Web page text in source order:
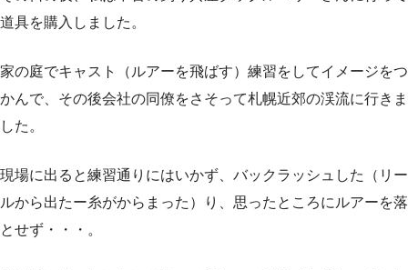
道具を購入しました。
家の庭でキャスト（ルアーを飛ばす）練習をしてイメージをつ
かんで、その後会社の同僚をさそって札幌近郊の渓流に行きま
した。
現場に出ると練習通りにはいかず、バックラッシュした（リー
ルから出たー糸がからまった）り、思ったところにルアーを落
とせず・・・。